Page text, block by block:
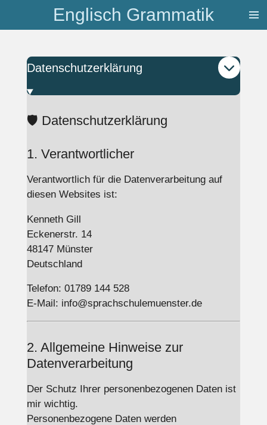
Hauptinhalt
Englisch Grammatik
Datenschutzerklärung
🛡️ Datenschutzerklärung
1. Verantwortlicher
Verantwortlich für die Datenverarbeitung auf
diesen Websites ist:
Kenneth Gill
Eckenerstr. 14
48147 Münster
Deutschland
Telefon: 01789 144 528
E-Mail: info@sprachschulemuenster.de
2. Allgemeine Hinweise zur
Datenverarbeitung
Der Schutz Ihrer personenbezogenen Daten ist
mir wichtig.
Personenbezogene Daten werden